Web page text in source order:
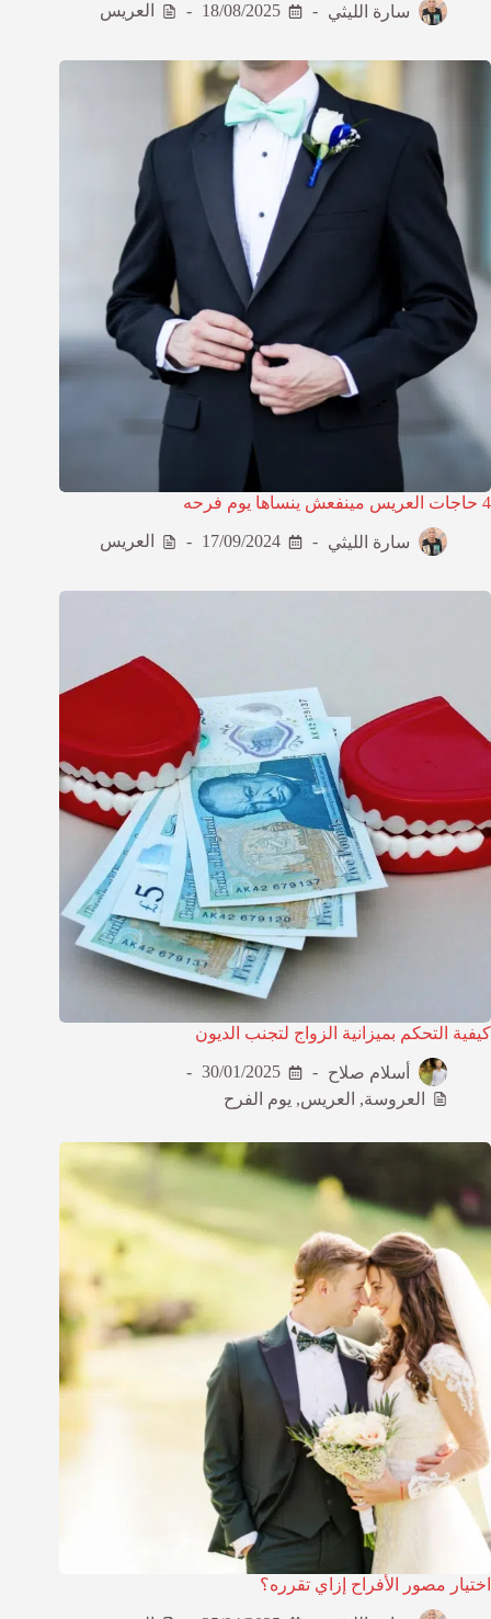
سارة الليثي 18/08/2025 العريس
4 حاجات العريس مينفعش ينساها يوم فرحه
سارة الليثي 17/09/2024 العريس
كيفية التحكم بميزانية الزواج لتجنب الديون
أسلام صلاح
30/01/2025
العروسة, العريس, يوم الفرح
اختيار مصور الأفراح إزاي تقرره؟